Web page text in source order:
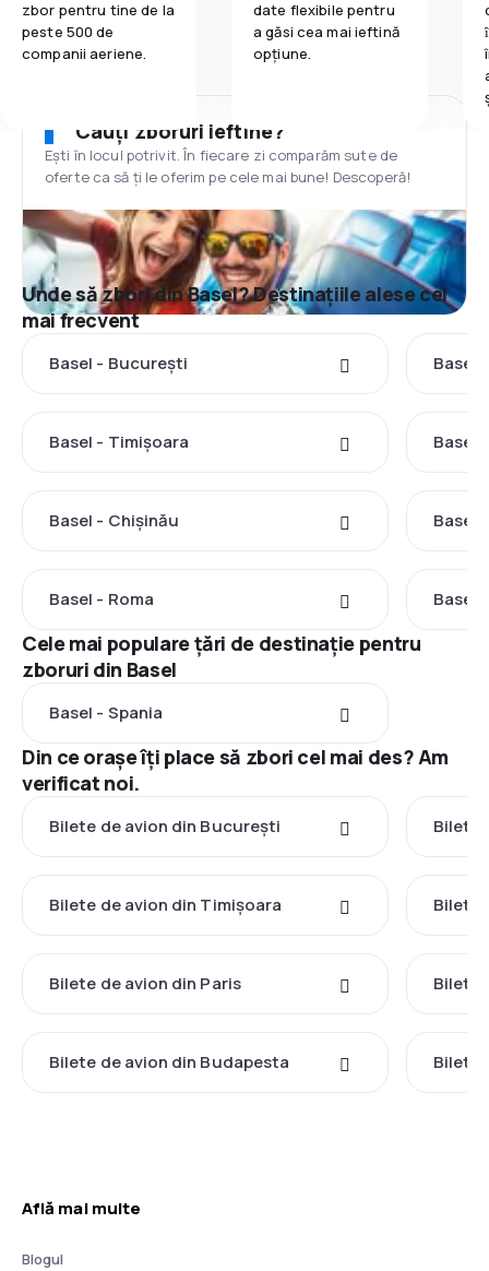
zbor pentru tine de la
peste 500 de
companii aeriene.
date flexibile pentru
a găsi cea mai ieftină
opțiune.
Cauți zboruri ieftine?
Ești în locul potrivit. În fiecare zi comparăm sute de
oferte ca să ți le oferim pe cele mai bune! Descoperă!
Unde să zbori din Basel? Destinațiile alese cel
mai frecvent
Basel - București Basel
Basel - Timișoara Basel
Basel - Chișinău Basel
Basel - Roma Basel
Cele mai populare țări de destinație pentru
zboruri din Basel
Basel - Spania
Din ce orașe îți place să zbori cel mai des? Am
verificat noi.
Bilete de avion din București Bilete
Bilete de avion din Timișoara Bilete
Bilete de avion din Paris Bilete
Bilete de avion din Budapesta Bilete
Află mai multe
Blogul